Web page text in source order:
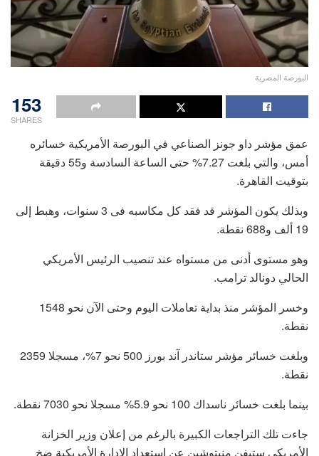
البورصة المصرية
153
SHARES
عمق مؤشر داو جونز الصناعي في البورصة الأمريكية خسائره
أمس، والتي بلغت 7.27% حتى الساعة السادسة و55 دقيقة
بتوقيت القاهرة.
وبذلك يكون المؤشر قد فقد كل مكاسبه فى 3 سنوات، وهبط إلى
19 ألف و688 نقطة.
وهو مستوى أدنى من مستواه عند تنصيب الرئيس الأمريكي
الحالي دونالد ترامب.
وخسر المؤشر منذ بداية تعاملات اليوم وحتى الآن نحو 1548
نقطة.
وبلغت خسائر مؤشر ستاندر آند بورز 500 نحو 7%، مسجلا 2359
نقطة.
بينما بلغت خسائر ناسداك 100 نحو 5.9% مسجلا نحو 7030 نقطة.
جاءت تلك التراجعات الكبيرة بالرغم من إعلان وزير الخزانة
الأمريكى ستيفن منيتوشين عن استعداد الإدارة الأمريكية ضخ